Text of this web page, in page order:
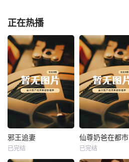
正在热播
热播
邪王追妻
邪王追妻
已完结
热播
仙尊奶爸在都市
已完结